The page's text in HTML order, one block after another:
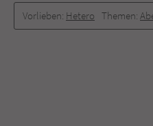
Vorlieben: Hetero Themen: